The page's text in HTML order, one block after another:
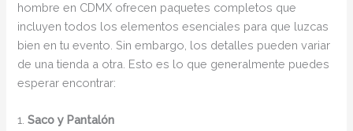
hombre en CDMX ofrecen paquetes completos que
incluyen todos los elementos esenciales para que luzcas
bien en tu evento. Sin embargo, los detalles pueden variar
de una tienda a otra. Esto es lo que generalmente puedes
esperar encontrar:
1.Saco y Pantalón